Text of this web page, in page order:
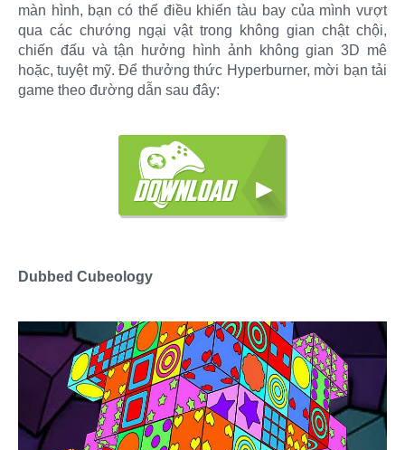
màn hình, bạn có thể điều khiển tàu bay của mình vượt
qua các chướng ngại vật trong không gian chật chội,
chiến đấu và tận hưởng hình ảnh không gian 3D mê
hoặc, tuyệt mỹ. Để thưởng thức Hyperburner, mời bạn tải
game theo đường dẫn sau đây:
Dubbed Cubeology